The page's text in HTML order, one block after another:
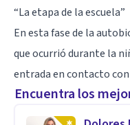
“La etapa de la escuela”
En esta fase de la
que ocurrió durante la
entrada en contacto
Encuentra los